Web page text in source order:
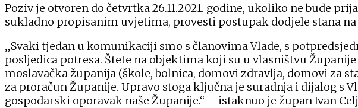
Poziv je otvoren do četvrtka 26.11.2021. godine, ukoliko ne bude
sukladno propisanim uvjetima, provesti postupak dodjele stana
„Svaki tjedan u komunikaciji smo s članovima Vlade, s
posljedica potresa. Štete na objektima koji su u vlasništvu
moslavačka županija (škole, bolnica, domovi zdravlja, domovi za
za proračun Županije. Upravo stoga ključna je suradnja i dijalog s
gospodarski oporavak naše Županije.“ – istaknuo je župan Ivan